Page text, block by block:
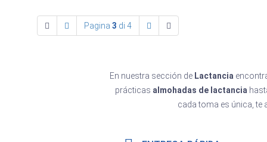
Pagina 3 di 4
En nuestra sección de Lactancia
prácticas almohadas de lactancia
cada toma es única,